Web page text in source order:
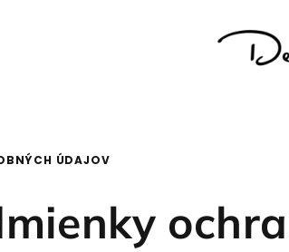
ÚDAJOV